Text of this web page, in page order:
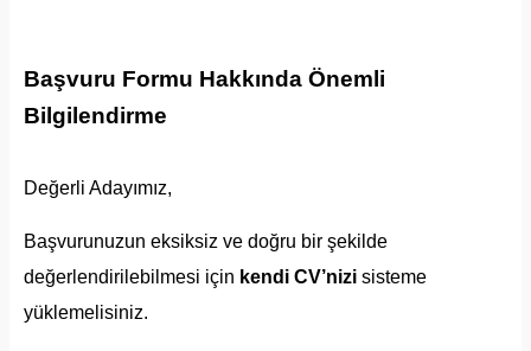
Başvuru Formu Hakkında Önemli
Bilgilendirme
Değerli Adayımız,
Başvurunuzun eksiksiz ve doğru bir şekilde
değerlendirilebilmesi için kendi CV’nizi sisteme
yüklemelisiniz.